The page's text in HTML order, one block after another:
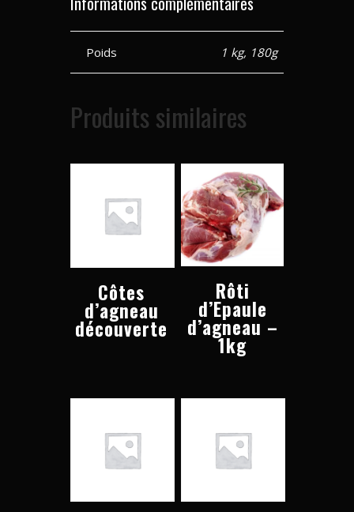
Poids 1 kg, 180g
Produits similaires
Côtes
d’agneau
découverte
Rôti
d’Epaule
d’agneau –
1kg